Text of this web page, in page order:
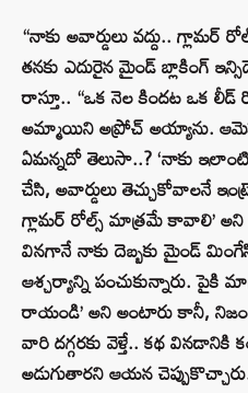
“నాకు అవార్డులు వద్దు.. గ్లామర్
తనకు ఎదురైన మైండ్ బ్లాకింగ్
రాస్తూ.. “ఒక నెల కిందట ఒక
అమ్మాయిని అప్రోచ్ అయ్యాను.
ఏమన్నదో తెలుసా..? ‘నాకు
చేసి, అవార్డులు తెచ్చుకోవాలనే
గ్లామర్ రోల్స్ మాత్రమే కావాలి’
వినగానే నాకు దెబ్బకు మైండ్
ఆశ్చర్యాన్ని పంచుకున్నారు. పైకి
రాయండి’ అని అంటారు కానీ,
వారి దగ్గరకు వెళ్తే.. కథ వినడానికి
అడుగుతారని ఆయన